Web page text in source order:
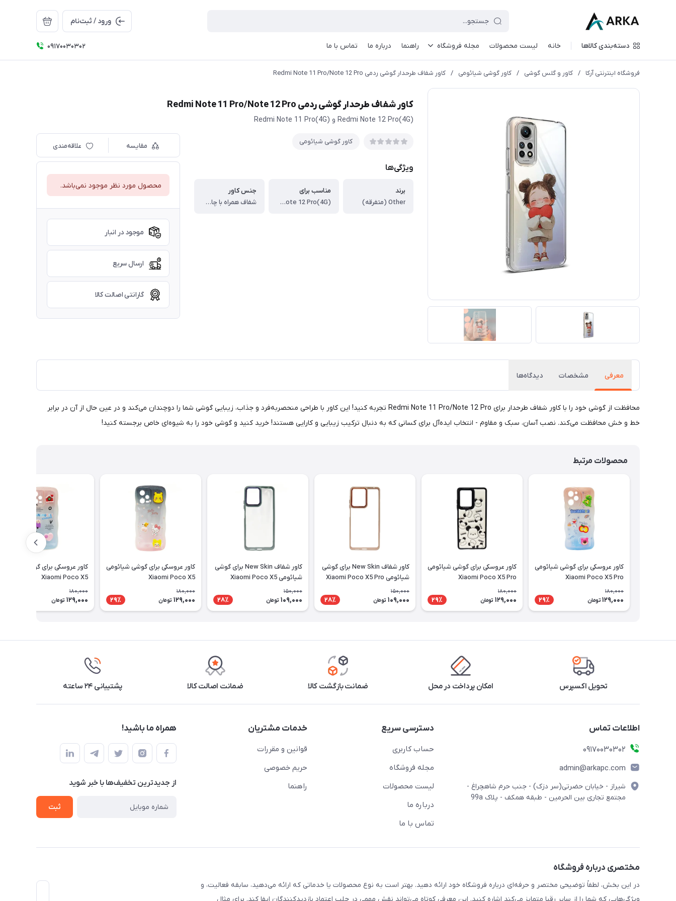
ورود / ثبت‌نام
دسته‌بندی کالاها خانه لیست محصولات مجله فروشگاه راهنما درباره ما تماس با ما 09170030302
فروشگاه اینترنتی آرکا / کاور و گلس گوشی / کاور گوشی شیائومی / کاور شفاف طرحدار گوشی ردمی Redmi Note 11 Pro/Note 12 Pro
کاور شفاف طرحدار گوشی ردمی Redmi Note 11 Pro/Note 12 Pro
(4G)Redmi Note 12 Pro و (4G)Redmi Note 11 Pro
کاور گوشی شیائومی
ویژگی‌ها
برند
Other (متفرقه)
مناسب برای
(4G)Redmi Note 12 Pro و (4G)Redmi Note 11 Pro
جنس کاور
شفاف همراه با چاپ با کیفیت
مقایسه علاقه‌مندی
محصول مورد نظر موجود نمی‌باشد.
موجود در انبار
ارسال سریع
گارانتی اصالت کالا
معرفی مشخصات دیدگاه‌ها
محافظت از گوشی خود را با کاور شفاف طرحدار برای Redmi Note 11 Pro/Note 12 Pro تجربه کنید! این کاور با طراحی منحصربه‌فرد و جذاب، زیبایی گوشی شما را دوچندان می‌کند و در عین حال از آن در برابر
خط و خش محافظت می‌کند. نصب آسان، سبک و مقاوم - انتخاب ایده‌آل برای کسانی که به دنبال ترکیب زیبایی و کارایی هستند! خرید کنید و گوشی خود را به شیوه‌ای خاص برجسته کنید!
محصولات مرتبط
کاور عروسکی برای گوشی شیائومی
Xiaomi Poco X5 Pro
180,000
129,000 تومان 29٪
کاور عروسکی برای گوشی شیائومی
Xiaomi Poco X5 Pro
180,000
129,000 تومان 29٪
کاور شفاف New Skin برای گوشی
شیائومی Xiaomi Poco X5 Pro
150,000
109,000 تومان 28٪
کاور شفاف New Skin برای گوشی
شیائومی Xiaomi Poco X5
150,000
109,000 تومان 28٪
کاور عروسکی برای گوشی شیائومی
Xiaomi Poco X5
180,000
129,000 تومان 29٪
کاور عروسکی برای گوشی
Xiaomi Poco X5
180,000
129,000 تومان
تحویل اکسپرس امکان پرداخت در محل ضمانت بازگشت کالا ضمانت اصالت کالا پشتیبانی ۲۴ ساعته
اطلاعات تماس
09170030302
admin@arkapc.com
شیراز - خیابان حضرتی(سر دزک) - جنب حرم شاهچراغ -
مجتمع تجاری بین الحرمین - طبقه همکف - پلاک 99a
دسترسی سریع
حساب کاربری
مجله فروشگاه
لیست محصولات
درباره ما
تماس با ما
خدمات مشتریان
قوانین و مقررات
حریم خصوصی
راهنما
همراه ما باشید!
از جدید‌ترین تخفیف‌ها با‌ خبر شوید
ثبت
مختصری درباره فروشگاه
در این بخش، لطفاً توضیحی مختصر و حرفه‌ای درباره فروشگاه خود ارائه دهید. بهتر است به نوع محصولات یا خدماتی که ارائه می‌دهید، سابقه فعالیت، و